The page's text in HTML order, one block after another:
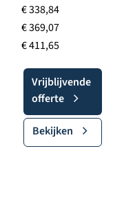
€ 338,84
€ 369,07
€ 411,65
Vrijblijvende
offerte
Bekijken